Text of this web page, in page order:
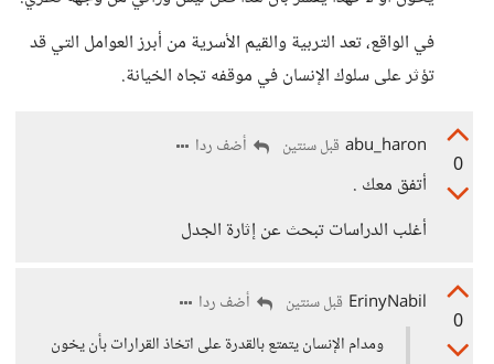
في الواقع، تعد التربية والقيم الأسرية من أبرز العوامل التي قد
تؤثر على سلوك الإنسان في موقفه تجاه الخيانة.
0
abu_haron قبل سنتين أضف ردا
أتفق معك .
أغلب الدراسات تبحث عن إثارة الجدل
0
ErinyNabil قبل سنتين
أضف ردا
ومدام الإنسان يتمتع بالقدرة على اتخاذ القرارات بأن يخون